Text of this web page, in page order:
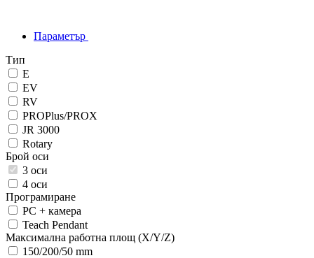
Параметър
Тип
E
EV
RV
PROPlus/PROX
JR 3000
Rotary
Брой оси
3 оси
4 оси
Програмиране
PC + камера
Teach Pendant
Максимална работна площ (X/Y/Z)
150/200/50 mm